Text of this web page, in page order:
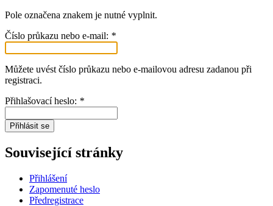
Pole označena znakem je nutné vyplnit.
Číslo průkazu nebo e-mail: *
Můžete uvést číslo průkazu nebo e-mailovou adresu zadanou při
registraci.
Přihlašovací heslo: *
Přihlásit se
Související stránky
Přihlášení
Zapomenuté heslo
Předregistrace